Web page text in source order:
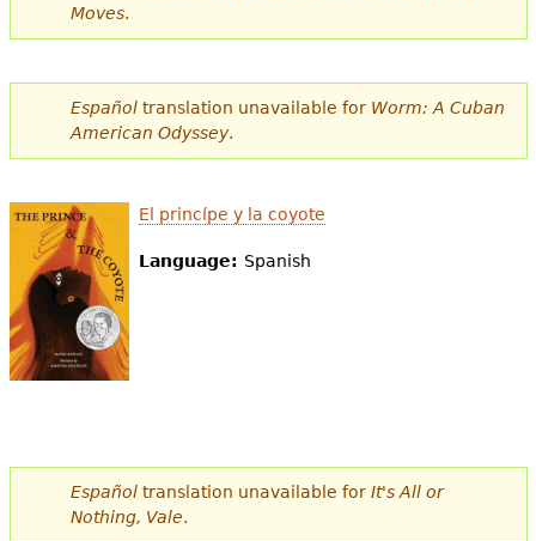
Moves.
Españoltranslation unavailable for Worm: A Cuban
American Odyssey.
El princípe y la coyote
Language: Spanish
Españoltranslation unavailable for It's All or
Nothing, Vale.